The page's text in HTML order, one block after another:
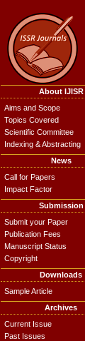
About IJISR
Aims and Scope
Topics Covered
Scientific Committee
Indexing & Abstracting
News
Call for Papers
Impact Factor
Submission
Submit your Paper
Publication Fees
Manuscript Status
Copyright
Downloads
Sample Article
Archives
Current Issue
Past Issues